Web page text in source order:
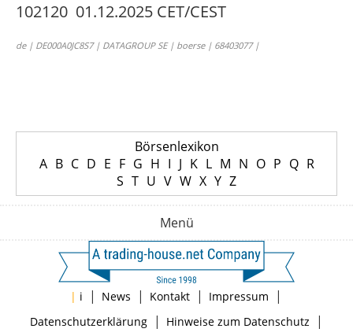
102120 01.12.2025 CET/CEST
de | DE000A0JC8S7 | DATAGROUP SE | boerse | 68403077 |
Börsenlexikon
A B C D E F G H I J K L M N O P Q R
S T U V W X Y Z
Menü
| i | News | Kontakt | Impressum |
Datenschutzerklärung| Hinweise zum Datenschutz |